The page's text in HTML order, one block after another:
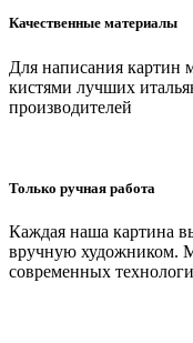
Качественные материалы
Для написания картин
кистями лучших
производителей
Только ручная работа
Каждая наша картина
вручную художником.
современных